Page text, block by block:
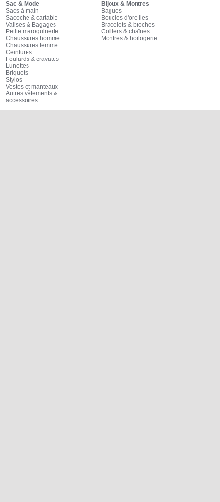
Sac & Mode
Sacs à main
Sacoche & cartable
Valises & Bagages
Petite maroquinerie
Chaussures homme
Chaussures femme
Ceintures
Foulards & cravates
Lunettes
Briquets
Stylos
Vestes et manteaux
Autres vêtements &
accessoires
Bijoux & Montres
Bagues
Boucles d'oreilles
Bracelets & broches
Colliers & chaînes
Montres & horlogerie